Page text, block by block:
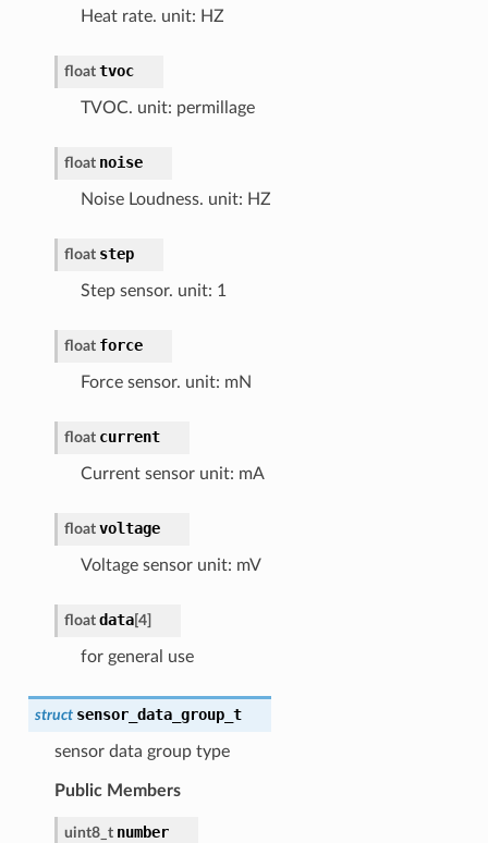
Heat rate. unit: HZ
float tvoc
TVOC. unit: permillage
float noise
Noise Loudness. unit: HZ
float step
Step sensor. unit: 1
float force
Force sensor. unit: mN
float current
Current sensor unit: mA
float voltage
Voltage sensor unit: mV
float data[4]
for general use
struct sensor_data_group_t
sensor data group type
Public Members
uint8_t number